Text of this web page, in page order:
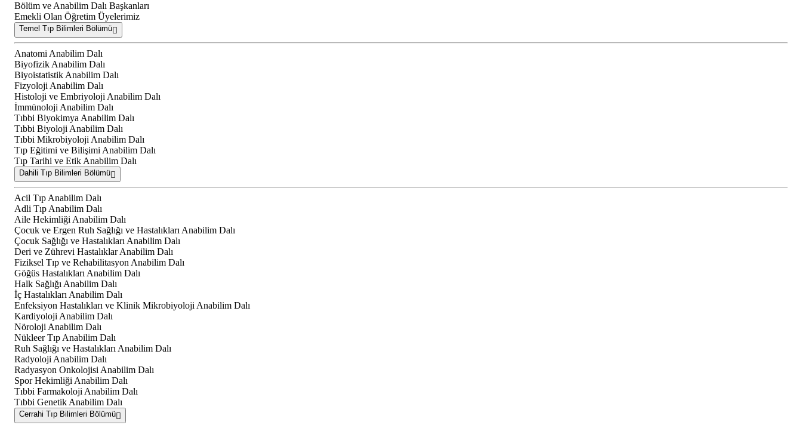
Bölüm ve Anabilim Dalı Başkanları
Emekli Olan Öğretim Üyelerimiz
Temel Tıp Bilimleri Bölümü
Anatomi Anabilim Dalı
Biyofizik Anabilim Dalı
Biyoistatistik Anabilim Dalı
Fizyoloji Anabilim Dalı
Histoloji ve Embriyoloji Anabilim Dalı
İmmünoloji Anabilim Dalı
Tıbbi Biyokimya Anabilim Dalı
Tıbbi Biyoloji Anabilim Dalı
Tıbbi Mikrobiyoloji Anabilim Dalı
Tıp Eğitimi ve Bilişimi Anabilim Dalı
Tıp Tarihi ve Etik Anabilim Dalı
Dahili Tıp Bilimleri Bölümü
Acil Tıp Anabilim Dalı
Adli Tıp Anabilim Dalı
Aile Hekimliği Anabilim Dalı
Çocuk ve Ergen Ruh Sağlığı ve Hastalıkları Anabilim Dalı
Çocuk Sağlığı ve Hastalıkları Anabilim Dalı
Deri ve Zührevi Hastalıklar Anabilim Dalı
Fiziksel Tıp ve Rehabilitasyon Anabilim Dalı
Göğüs Hastalıkları Anabilim Dalı
Halk Sağlığı Anabilim Dalı
İç Hastalıkları Anabilim Dalı
Enfeksiyon Hastalıkları ve Klinik Mikrobiyoloji Anabilim Dalı
Kardiyoloji Anabilim Dalı
Nöroloji Anabilim Dalı
Nükleer Tıp Anabilim Dalı
Ruh Sağlığı ve Hastalıkları Anabilim Dalı
Radyoloji Anabilim Dalı
Radyasyon Onkolojisi Anabilim Dalı
Spor Hekimliği Anabilim Dalı
Tıbbi Farmakoloji Anabilim Dalı
Tıbbi Genetik Anabilim Dalı
Cerrahi Tıp Bilimleri Bölümü